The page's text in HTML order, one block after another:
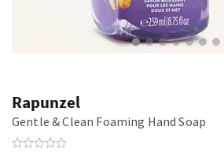
Rapunzel
Gentle & Clean Foaming Hand Soap